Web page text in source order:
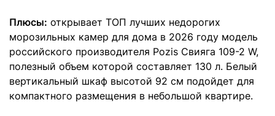
Плюсы: открывает ТОП лучших недорогих
морозильных камер для дома в 2026 году модель
российского производителя Pozis Свияга 109-2 W,
полезный объем которой составляет 130 л. Белый
вертикальный шкаф высотой 92 см подойдет для
компактного размещения в небольшой квартире.